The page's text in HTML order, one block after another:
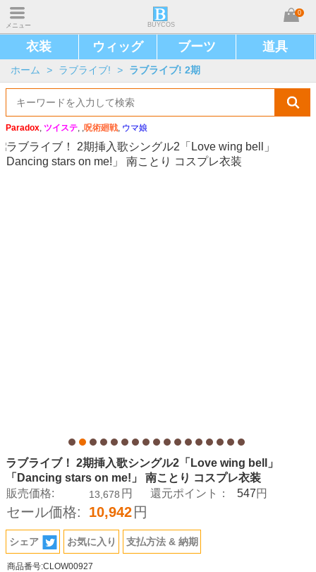
メニュー BUYCOS
0
衣装 ウィッグ ブーツ 道具
ホーム > ラブライブ! > ラブライブ! 2期
Paradox, ツイステ, ,呪術廻戦, ウマ娘
ラブライブ！ 2期挿入歌シングル2「Love wing bell」
「Dancing stars on me!」 南ことり コスプレ衣装
販売価格:
13,678 円 還元ポイント： 547 円
セール価格: 10,942 円
シェア お気に入り 支払方法 & 納期
商品番号:CLOW00927